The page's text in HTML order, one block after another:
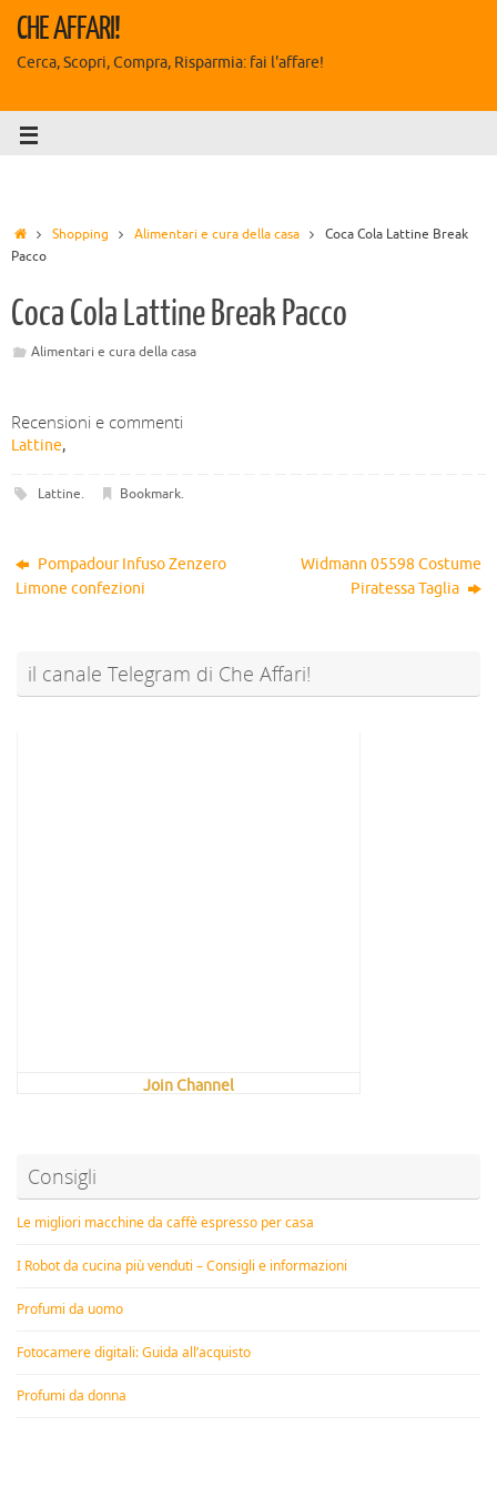
CHE AFFARI!
Cerca, Scopri, Compra, Risparmia: fai l'affare!
Shopping Alimentari e cura della casa
Coca Cola Lattine Break
Pacco
Coca Cola Lattine Break Pacco
Alimentari e cura della casa
Recensioni e commenti
Lattine,
Lattine. Bookmark.
Pompadour Infuso Zenzero
Limone confezioni
Widmann 05598 Costume
Piratessa Taglia
il canale Telegram di Che Affari!
Join Channel
Consigli
Le migliori macchine da caffè espresso per casa
I Robot da cucina più venduti – Consigli e informazioni
Profumi da uomo
Fotocamere digitali: Guida all’acquisto
Profumi da donna